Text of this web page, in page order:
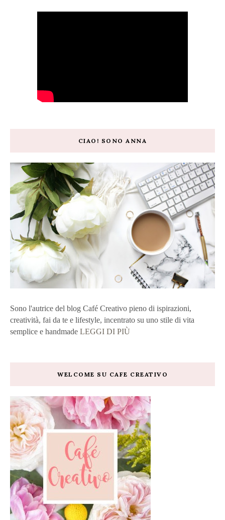
CIAO! SONO ANNA
Sono l'autrice del blog Café Creativo pieno di ispirazioni,
creatività, fai da te e lifestyle, incentrato su uno stile di vita
semplice e handmade LEGGI DI PIÙ
WELCOME SU CAFE CREATIVO